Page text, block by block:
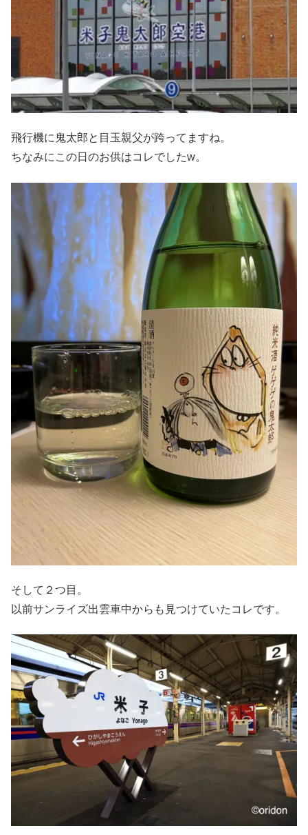
飛行機に鬼太郎と目玉親父が跨ってますね。
ちなみにこの日のお供はコレでしたw。
そして２つ目。
以前サンライズ出雲車中からも見つけていたコレです。